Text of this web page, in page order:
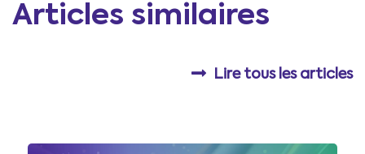
Articles similaires
Lire tous les articles